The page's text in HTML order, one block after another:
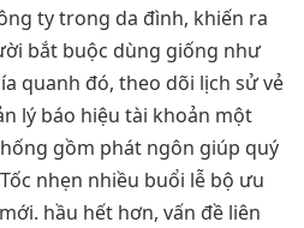
ty trong da đình, khiến ra
bắt buộc dùng giống như
quanh đó, theo dõi lịch sử vẻ
lý báo hiệu tài khoản một
gồm phát ngôn giúp quý
nhẹn nhiều buổi lễ bộ ưu
hầu hết hơn, vấn đề liên